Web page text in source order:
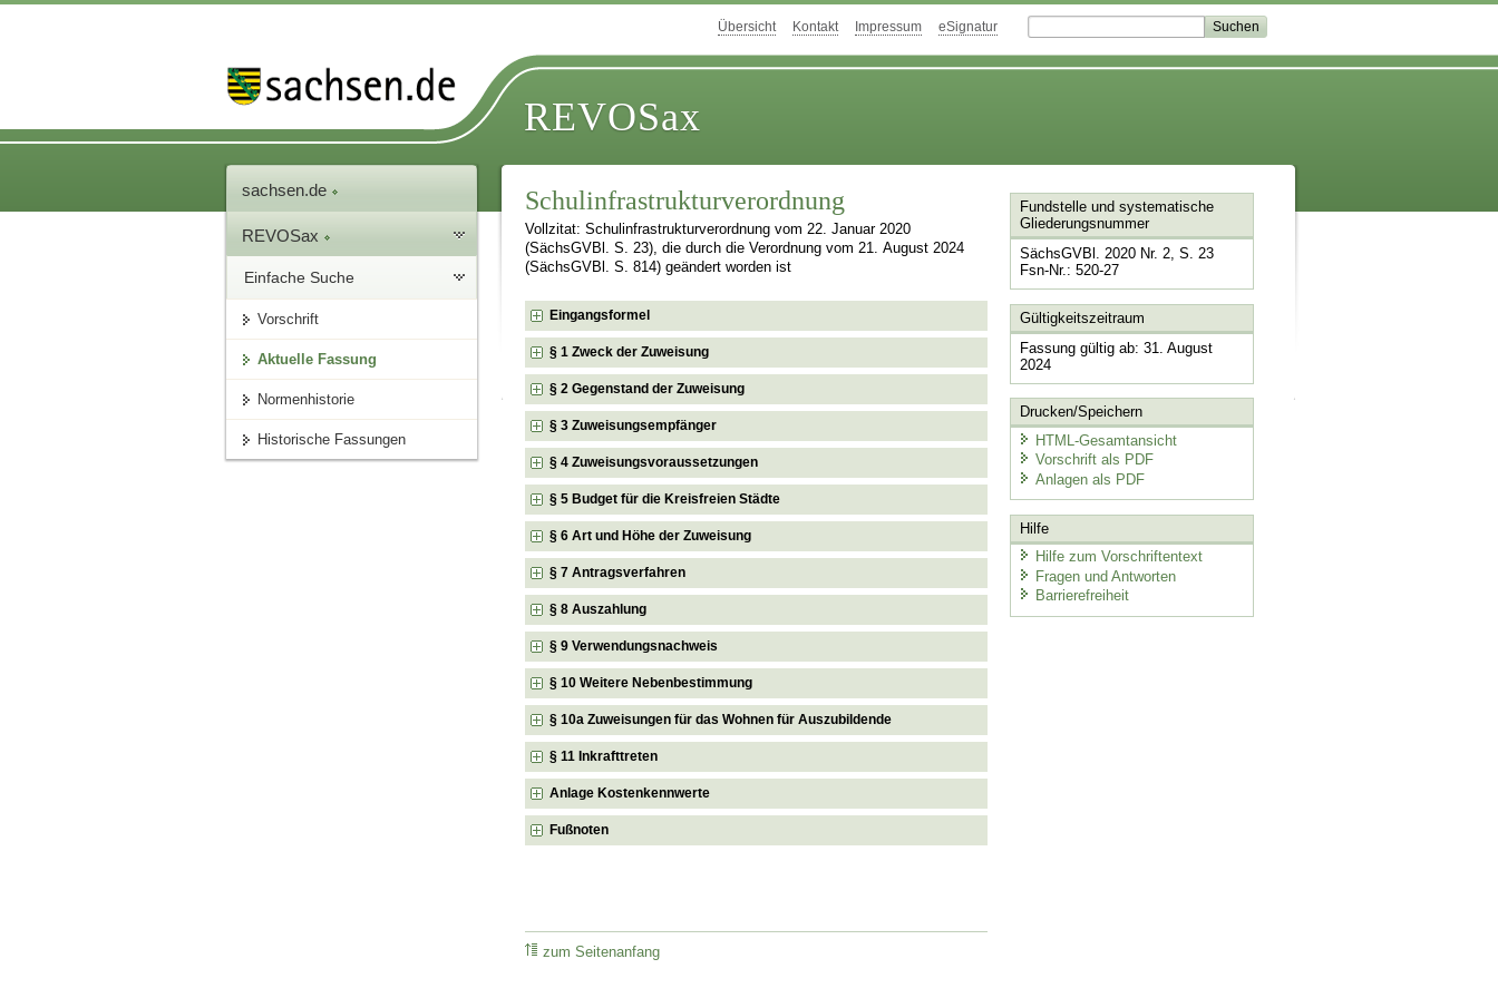
Übersicht Kontakt Impressum eSignatur
REVOSax
sachsen.de
REVOSax
Einfache Suche
Vorschrift
Aktuelle Fassung
Normenhistorie
Historische Fassungen
Schulinfrastrukturverordnung
Vollzitat: Schulinfrastrukturverordnung vom 22. Januar 2020
(SächsGVBl. S. 23), die durch die Verordnung vom 21. August 2024
(SächsGVBl. S. 814) geändert worden ist
Eingangsformel
§ 1 Zweck der Zuweisung
§ 2 Gegenstand der Zuweisung
§ 3 Zuweisungsempfänger
§ 4 Zuweisungsvoraussetzungen
§ 5 Budget für die Kreisfreien Städte
§ 6 Art und Höhe der Zuweisung
§ 7 Antragsverfahren
§ 8 Auszahlung
§ 9 Verwendungsnachweis
§ 10 Weitere Nebenbestimmung
§ 10a Zuweisungen für das Wohnen für Auszubildende
§ 11 Inkrafttreten
Anlage Kostenkennwerte
Fußnoten
zum Seitenanfang
Fundstelle und systematische
Gliederungsnummer
SächsGVBl. 2020 Nr. 2, S. 23
Fsn-Nr.: 520-27
Gültigkeitszeitraum
Fassung gültig ab: 31. August
2024
Drucken/Speichern
HTML-Gesamtansicht
Vorschrift als PDF
Anlagen als PDF
Hilfe
Hilfe zum Vorschriftentext
Fragen und Antworten
Barrierefreiheit